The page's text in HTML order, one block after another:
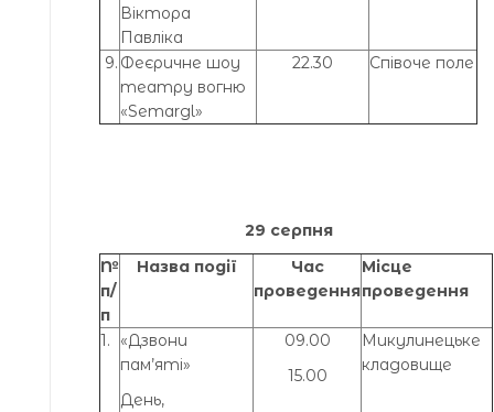
Віктора
Павліка
9. Феєричне шоу
театру вогню
«Semargl»
22.30 Співоче поле
29 серпня
№
п/
п
Назва події
Час
проведення
Місце
проведення
1.
«Дзвони
пам’яті»
День,
09.00
15.00
Микулинецьке
кладовище